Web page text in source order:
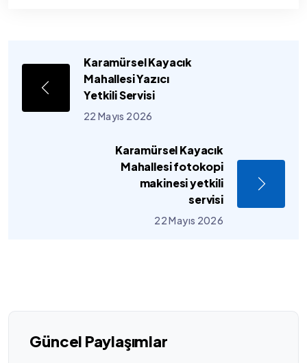
Karamürsel Kayacık
Mahallesi Yazıcı
Yetkili Servisi
22 Mayıs 2026
Karamürsel Kayacık
Mahallesi fotokopi
makinesi yetkili
servisi
22 Mayıs 2026
Güncel Paylaşımlar